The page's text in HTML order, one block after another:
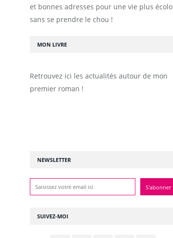
NEWSLETTER
SUIVEZ-MOI
et bonnes adresses pour une vie plus écolo
sans se prendre le chou !
MON LIVRE
Retrouvez ici les actualités autour de mon
premier roman !